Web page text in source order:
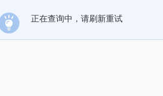
正在查询中，请刷新重试